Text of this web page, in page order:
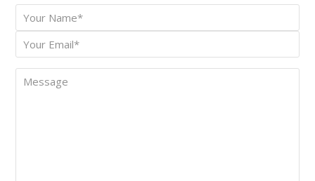
Your
Name *
Your
Email
Message